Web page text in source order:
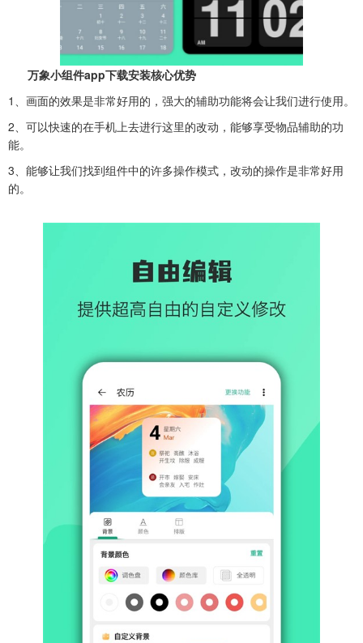
万象小组件app下载安装核心优势
1、画面的效果是非常好用的，强大的辅助功能将会让我们进行使用。
2、可以快速的在手机上去进行这里的改动，能够享受物品辅助的功
能。
3、能够让我们找到组件中的许多操作模式，改动的操作是非常好用
的。